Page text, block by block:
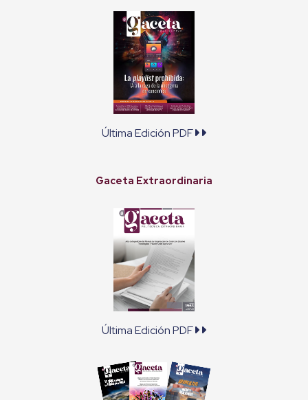
Última Edición PDF
Gaceta Extraordinaria
Última Edición PDF